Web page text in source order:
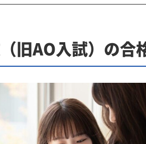
旧AO入試）の合